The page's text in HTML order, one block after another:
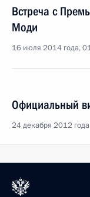
Встреча с
Моди
16 июля 2014 года,
Официальный
24 декабря 2012 года